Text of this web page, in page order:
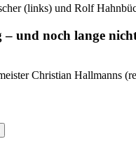
(links) und Rolf
– und noch lange
Christian Hallmanns